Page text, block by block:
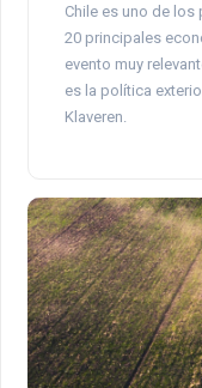
Chile es uno de
20 principales
evento muy
es la política
Klaveren.